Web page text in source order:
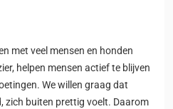
met veel mensen en honden
helpen mensen actief te blijven
We willen graag dat
zich buiten prettig voelt. Daarom